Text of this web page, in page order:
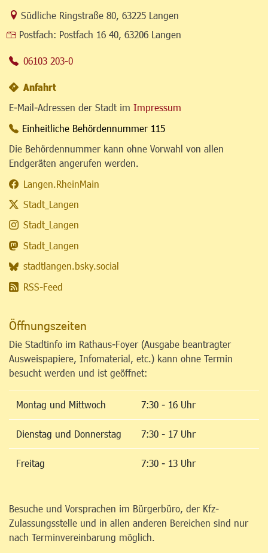
Link zur Google-Maps Navigation
Südliche Ringstraße 80, 63225 Langen
Postfach: Postfach 16 40, 63206 Langen
06103 203-0
Anfahrt
E-Mail-Adressen der Stadt im Impressum
Einheitliche Behördennummer 115
Die Behördennummer kann ohne Vorwahl von allen
Endgeräten angerufen werden.
Langen.RheinMain
Stadt_Langen
Stadt_Langen
Stadt_Langen
stadtlangen.bsky.social
RSS-Feed
Öffnungszeiten
Die Stadtinfo im Rathaus-Foyer (Ausgabe beantragter
Ausweispapiere, Infomaterial, etc.) kann ohne Termin
besucht werden und ist geöffnet:
Montag und Mittwoch 7:30 - 16 Uhr
Dienstag und Donnerstag 7:30 - 17 Uhr
Freitag 7:30 - 13 Uhr
Besuche und Vorsprachen im Bürgerbüro, der Kfz-
Zulassungsstelle und in allen anderen Bereichen sind nur
nach Terminvereinbarung möglich.